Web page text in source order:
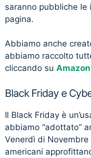
saranno pubbliche le
pagina.
Abbiamo anche
abbiamo raccolto
cliccando su
Black Friday e
Il Black Friday è
abbiamo “adottato”
Venerdì di
americani